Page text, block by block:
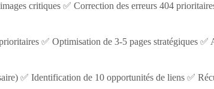
critiques ✅ Correction des erreurs 404
✅ Optimisation de 3-5 pages stratégiques
✅ Identification de 10 opportunités de liens ✅